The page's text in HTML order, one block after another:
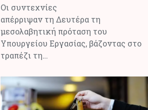
Οι συντεχνίες
απέρριψαν τη Δευτέρα τη
μεσολαβητική πρόταση του
Υπουργείου Εργασίας, βάζοντας στο
τραπέζι τη…